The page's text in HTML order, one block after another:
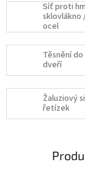
Síť proti
sklovlákno
ocel
Těsnění
dveří
Žaluziový
řetízek